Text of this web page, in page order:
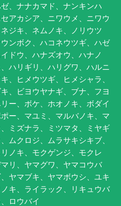
、ナナカマド、ナンキンハ
アカシア、ニワウメ、ニワウ
ジキ、ネムノキ、ノリウツ
ンボク、ハコネウツギ、ハゼ
ドウ、ハナズオウ、ハナノ
ハリギリ、ハリグワ、ハルニ
、ヒメウツギ、ヒメシャラ、
、ビヨウヤナギ、ブナ、フヨ
ー、ボケ、ホオノキ、ボダイ
ー、マユミ、マルバノキ、マ
ミズナラ、ミツマタ、ミヤギ
ムクロジ、ムラサキシキブ、
ノキ、モクゲンジ、モクレ
リ、ヤマグワ、ヤマコウバ
ヤマブキ、ヤマボウシ、ユキ
キ、ライラック、リキュウバ
ロウバイ